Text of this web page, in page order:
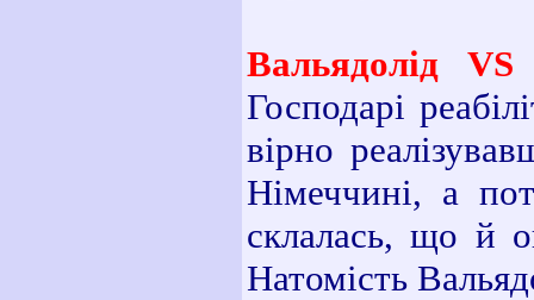
Вальядолід
Господарі
вірно
Німеччині, а
склалась, що й
Натомість